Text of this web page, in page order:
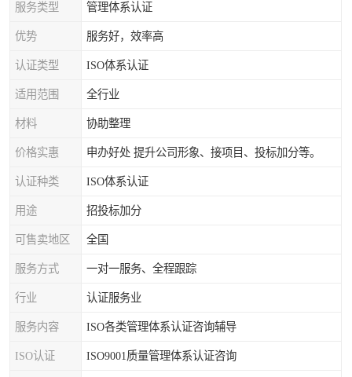
服务类型 管理体系认证
优势 服务好，效率高
认证类型 ISO体系认证
适用范围 全行业
材料 协助整理
价格实惠 申办好处 提升公司形象、接项目、投标加分等。
认证种类 ISO体系认证
用途 招投标加分
可售卖地区 全国
服务方式 一对一服务、全程跟踪
行业 认证服务业
服务内容 ISO各类管理体系认证咨询辅导
ISO认证 ISO9001质量管理体系认证咨询